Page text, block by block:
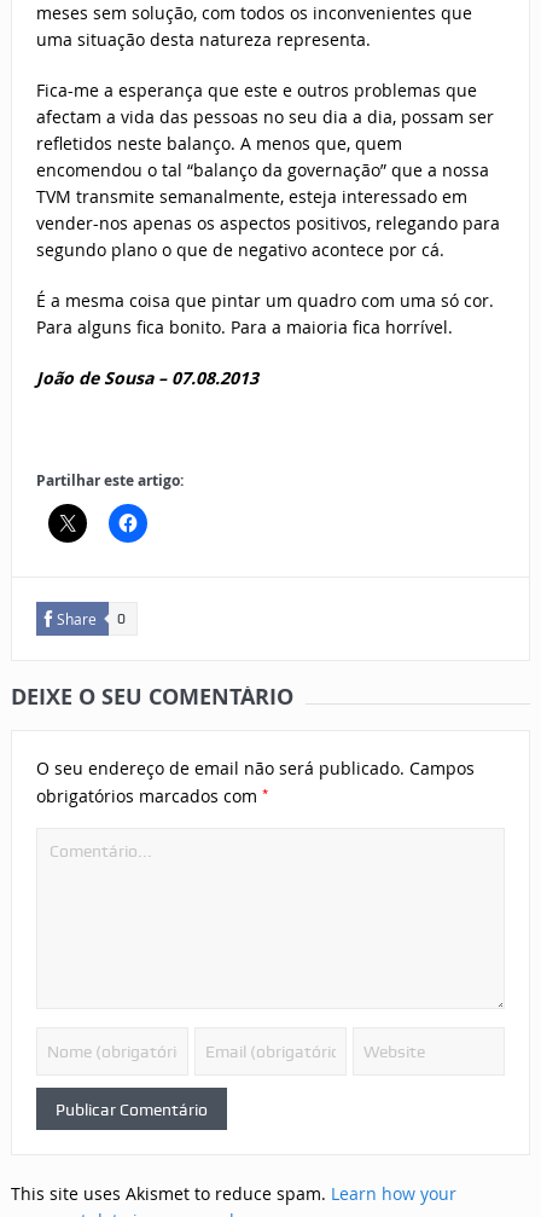
meses sem solução, com todos os inconvenientes que
uma situação desta natureza representa.
Fica-me a esperança que este e outros problemas que
afectam a vida das pessoas no seu dia a dia, possam ser
refletidos neste balanço. A menos que, quem
encomendou o tal “balanço da governação” que a nossa
TVM transmite semanalmente, esteja interessado em
vender-nos apenas os aspectos positivos, relegando para
segundo plano o que de negativo acontece por cá.
É a mesma coisa que pintar um quadro com uma só cor.
Para alguns fica bonito. Para a maioria fica horrível.
João de Sousa – 07.08.2013
Partilhar este artigo:
Share 0
DEIXE O SEU COMENTÁRIO
O seu endereço de email não será publicado. Campos
obrigatórios marcados com *
This site uses Akismet to reduce spam. Learn how your